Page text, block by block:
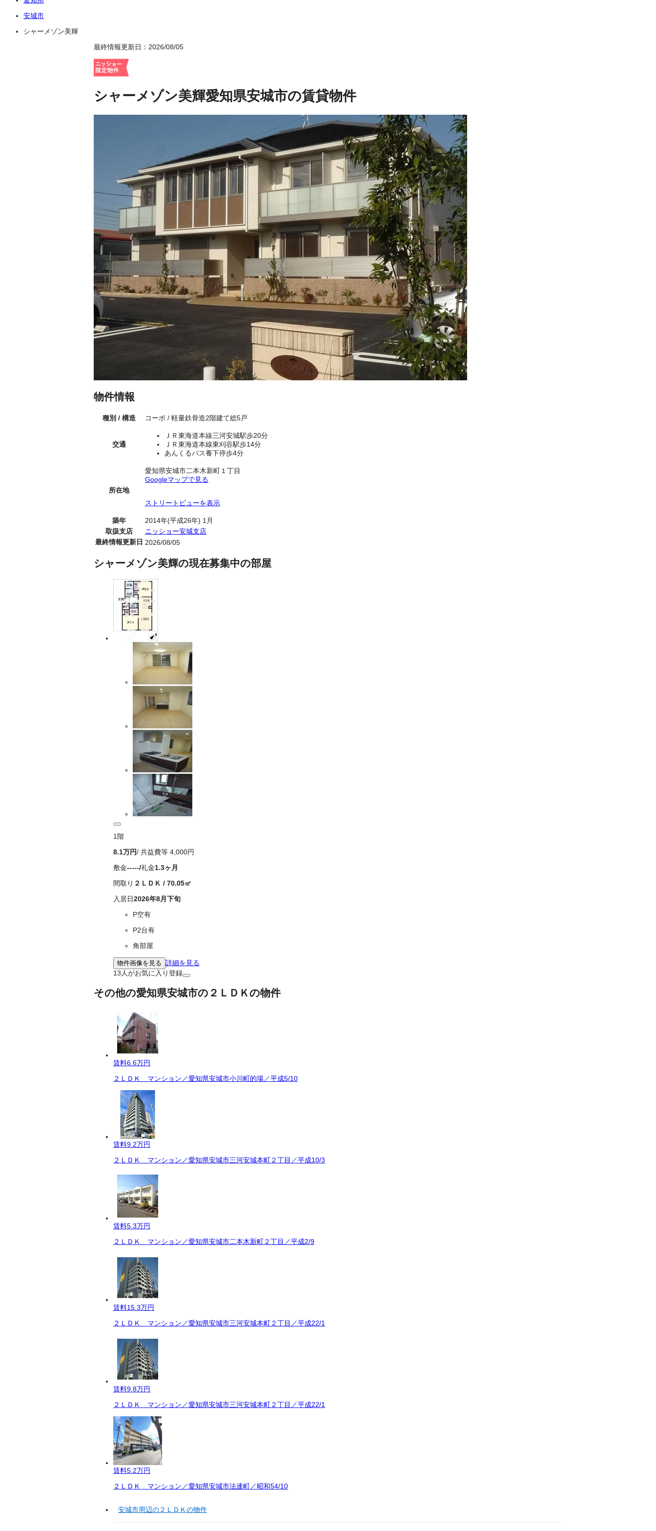
安城市
シャーメゾン美輝
最終情報更新日：2026/08/05
シャーメゾン美輝愛知県安城市の賃貸物件
物件情報
種別 / 構造 コーポ / 軽量鉄骨造2階建て総5戸
交通
ＪＲ東海道本線三河安城駅歩20分
ＪＲ東海道本線東刈谷駅歩14分
あんくるバス養下停歩4分
所在地
愛知県安城市二本木新町１丁目
Googleマップで見る
ストリートビューを表示
築年
2014年(平成26年) 1月
取扱支店
ニッショー安城支店
最終情報更新日 2026/08/05
シャーメゾン美輝の現在募集中の部屋
1 階
8.1万円/ 共益費等 4,000円
敷金-----/礼金1.3ヶ月
間取り ２ＬＤＫ / 70.05㎡
入居日2026年8月下旬
P空有
P2台有
角部屋
物件画像を見る 詳細を見る
13 人がお気に入り登録
その他の愛知県安城市の２ＬＤＫの物件
賃料6.6万円
２ＬＤＫ マンション／愛知県安城市小川町的場／平成5/10
賃料9.2万円
２ＬＤＫ マンション／愛知県安城市三河安城本町２丁目／平成10/3
賃料5.3万円
２ＬＤＫ マンション／愛知県安城市二本木新町２丁目／平成2/9
賃料15.3万円
２ＬＤＫ マンション／愛知県安城市三河安城本町２丁目／平成22/1
賃料9.8万円
２ＬＤＫ マンション／愛知県安城市三河安城本町２丁目／平成22/1
賃料5.2万円
２ＬＤＫ マンション／愛知県安城市法連町／昭和54/10
安城市周辺の２ＬＤＫの物件